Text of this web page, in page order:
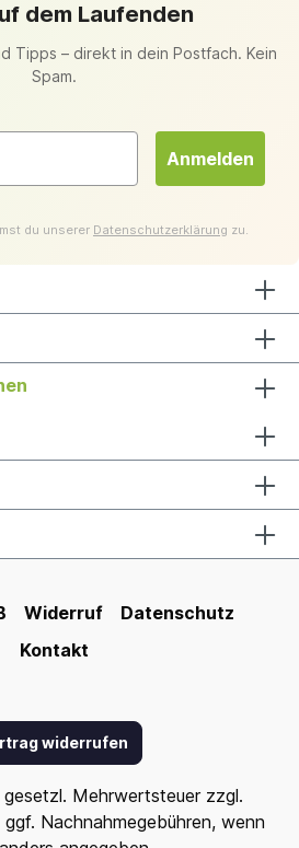
dem Laufenden
Tipps – direkt in dein Postfach. Kein
Spam.
Anmelden
du unserer Datenschutzerklärung zu.
Widerruf
Datenschutz
Kontakt
widerrufen
gesetzl. Mehrwertsteuer zzgl.
ggf. Nachnahmegebühren, wenn